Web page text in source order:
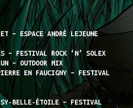
ANDRÉ LEJEUNE
ROCK ‘N’ SOLEX
OUTDOOR MIX
EN FAUCIGNY – FESTIVAL
ÉTOILE – FESTIVAL